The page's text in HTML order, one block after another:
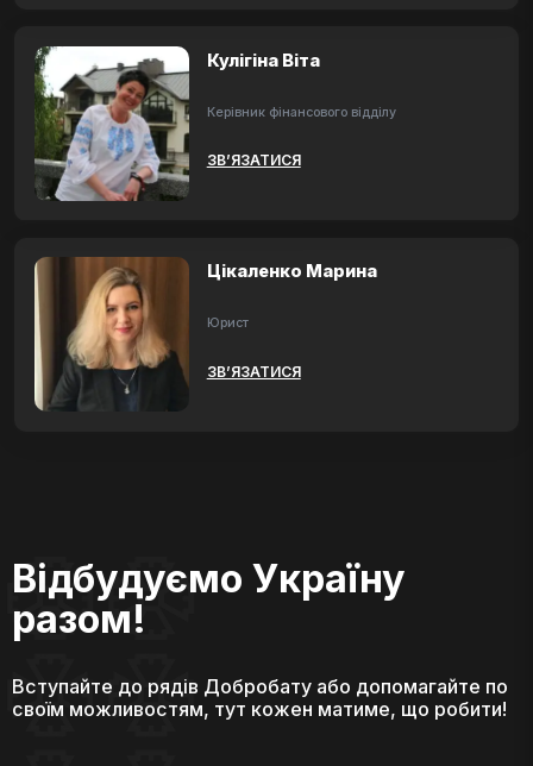
Кулігіна Віта
Керівник фінансового відділу
ЗВ’ЯЗАТИСЯ
Цікаленко Марина
Юрист
ЗВ’ЯЗАТИСЯ
Відбудуємо Україну
разом!
Вступайте до рядів Добробату або допомагайте по
своїм можливостям, тут кожен матиме, що робити!